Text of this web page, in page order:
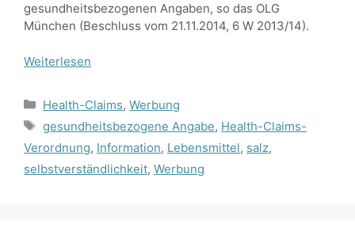
gesundheitsbezogenen Angaben, so das OLG
München (Beschluss vom 21.11.2014, 6 W 2013/14).
Weiterlesen
Kategorien
Health-Claims, Werbung
Schlagwörter
gesundheitsbezogene Angabe, Health-Claims-
Verordnung, Information, Lebensmittel, salz,
selbstverständlichkeit, Werbung